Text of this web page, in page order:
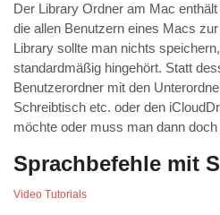
Der Library Ordner am Mac
die allen Benutzern eines Macs
Library sollte man nichts
standardmäßig hingehört. Statt
Benutzerordner mit den
Schreibtisch etc. oder den
möchte oder muss man dann
Sprachbefehle mit
Video Tutorials